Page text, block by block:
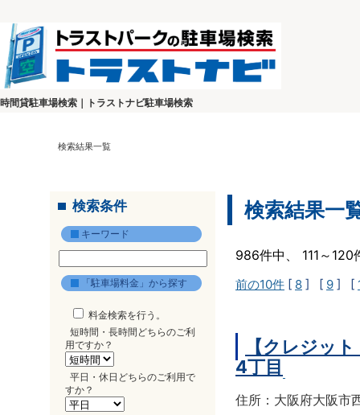
時間貸駐車場検索｜トラストナビ駐車場検索
検索結果一覧
検索条件
キーワード
「駐車場料金」から探す
料金検索を行う。
短時間・長時間どちらのご利
用ですか？
平日・休日どちらのご利用で
すか？
検索結果一
986件中、 111～
前の10件 [ 8 ] [ 9 ] [
【クレジッ
4丁目
住所：大阪府大阪市